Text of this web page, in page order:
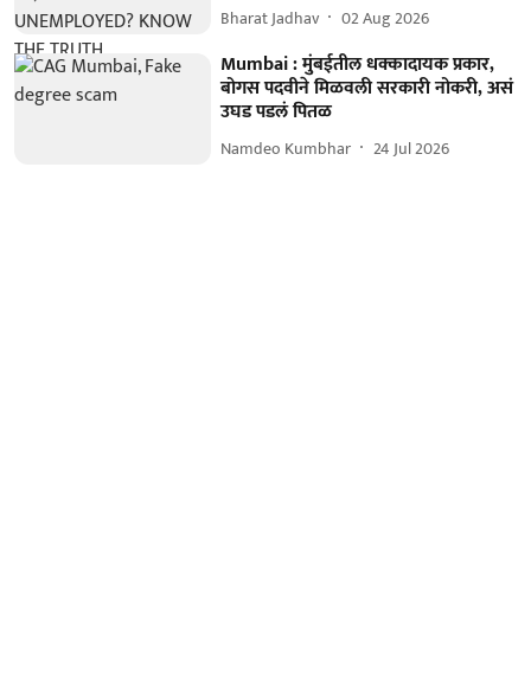
Bharat Jadhav 02 Aug 2026
Mumbai : मुंबईतील धक्कादायक प्रकार,
बोगस पदवीने मिळवली सरकारी नोकरी, असं
उघड पडलं पितळ
Namdeo Kumbhar 24 Jul 2026